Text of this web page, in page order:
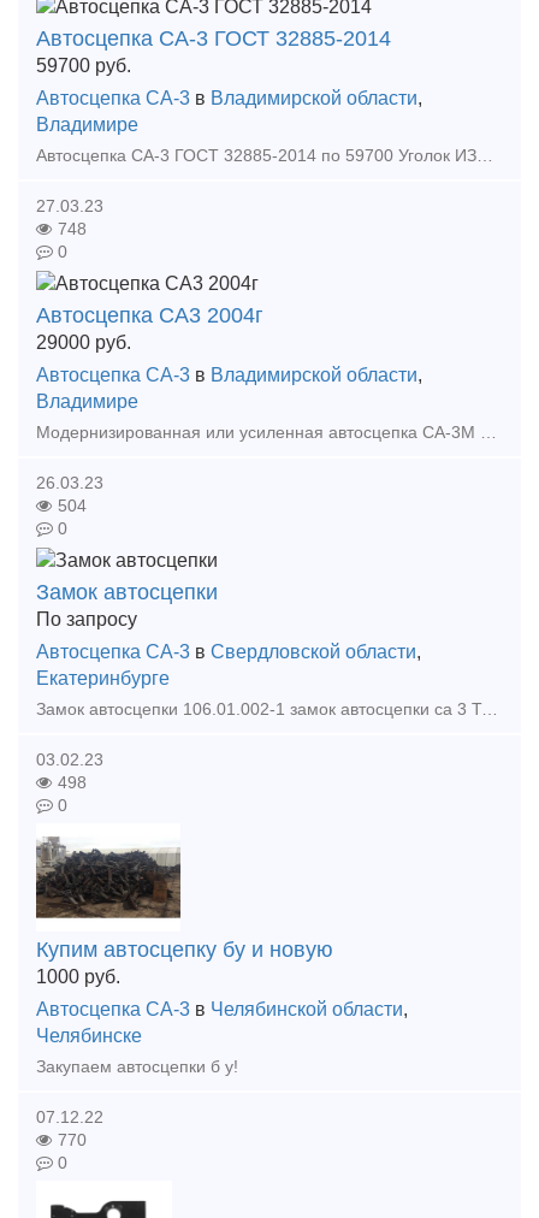
Автосцепка СА-3 ГОСТ 32885-2014
59700 руб.
Автосцепка СА-3 в Владимирской области,
Владимире
Автосцепка СА-3 ГОСТ 32885-2014 по 59700 Уголок ИЗОЛИРУЮЩИЙ арс -110000шт по 8,5 руб Скрепление АРС - 15000компл по 690 рубкомплект на шпалу Клемма арс - 60000шт по 78 руб Подк
27.03.23
748
0
Автосцепка СА3 2004г
29000 руб.
Автосцепка СА-3 в Владимирской области,
Владимире
Модернизированная или усиленная автосцепка СА-3М по проекту 518 применяется на тяжеловесном железнодорожном транспорте. Эта сцепка взаимосцепляемая с обычной автосцепкой 106.01.001-00/05, но
26.03.23
504
0
Замок автосцепки
По запросу
Автосцепка СА-3 в Свердловской области,
Екатеринбурге
Замок автосцепки 106.01.002-1 замок автосцепки са 3 Тип предложения: предлагаю продукцию, услугу
03.02.23
498
0
Купим автосцепку бу и новую
1000 руб.
Автосцепка СА-3 в Челябинской области,
Челябинске
Закупаем автосцепки б у!
07.12.22
770
0